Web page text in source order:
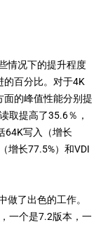
情况下的提升程度
的百分比。对于4K
面的峰值性能分别提
取提高了35.6％，
64K写入（增长
增长77.5%）和VDI
做了出色的工作。
一个是7.2版本，一